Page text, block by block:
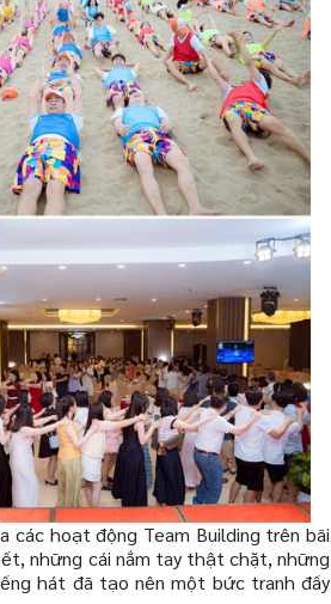
các hoạt động Team Building trên bãi
những cái nắm tay thật chặt, những
hát đã tạo nên một bức tranh đầy